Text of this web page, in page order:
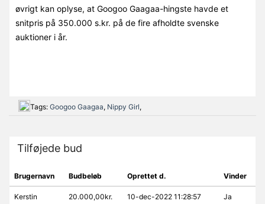
øvrigt kan oplyse, at Googoo Gaagaa-hingste havde et
snitpris på 350.000 s.kr. på de fire afholdte svenske
auktioner i år.
Tags: Googoo Gaagaa, Nippy Girl,
Tilføjede bud
Brugernavn Budbeløb Oprettet d. Vinder
Kerstin 20.000,00kr. 10-dec-2022 11:28:57 Ja